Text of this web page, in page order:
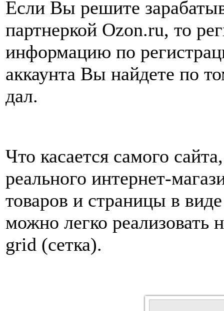
Если Вы решите
партнеркой Ozon.ru, то
информацию по
аккаунта Вы найдете по
дал.
Что касается самого
реального интернет-
товаров и страницы в
можно легко реализовать
grid (сетка).